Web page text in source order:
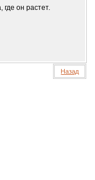
он растет.
Назад